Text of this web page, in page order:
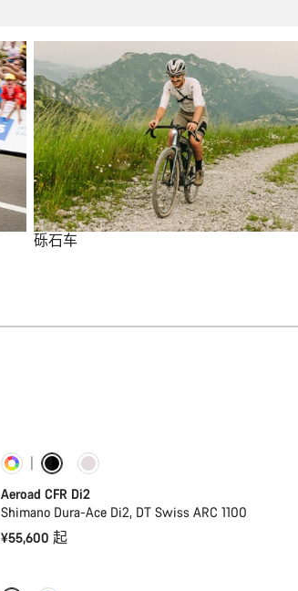
砾石车
定制 新品上架
Aeroad CFR Di2
Shimano Dura-Ace Di2, DT Swiss ARC 1100
¥55,600 起